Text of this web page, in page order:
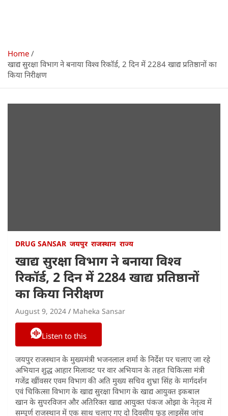
Home
खाद्य सुरक्षा विभाग ने बनाया विश्व रिकॉर्ड, 2 दिन में 2284 खाद्य प्रतिष्ठानों का
किया निरीक्षण
DRUG SANSAR जयपुर राजस्थान राज्य
खाद्य सुरक्षा विभाग ने बनाया विश्व
रिकॉर्ड, 2 दिन में 2284 खाद्य प्रतिष्ठानों
का किया निरीक्षण
August 9, 2024 Maheka Sansar
Listen to this
जयपुर राजस्थान के मुख्यमंत्री भजनलाल शर्मा के निर्देश पर चलाए जा रहे
अभियान शुद्ध आहार मिलावट पर वार अभियान के तहत चिकित्सा मंत्री
गजेंद्र खींवसर एवम विभाग की अति मुख्य सचिव शुभ्रा सिंह के मार्गदर्शन
एवं चिकित्सा विभाग के खाद्य सुरक्षा विभाग के खाद्य आयुक्त इकबाल
खान के सुपरविजन और अतिरिक्त खाद्य आयुक्त पंकज ओझा के नेतृत्व में
सम्पूर्ण राजस्थान में एक साथ चलाए गए दो दिवसीय फूड लाइसेंस जांच